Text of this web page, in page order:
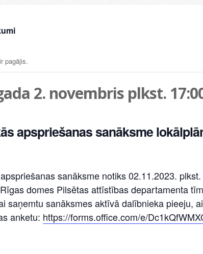
pagājis.
2. novembris plkst.
apspriešanas sanāksme
sanāksme notiks 02.11.2023.
domes Pilsētas attīstības departamenta
saņemtu sanāksmes aktīvā dalībnieka pieeju,
anketu: https://forms.office.com/e/